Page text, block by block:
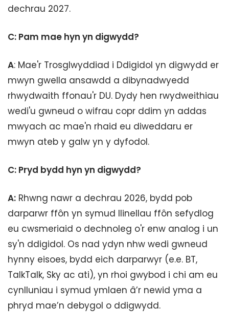
dechrau 2027.
C: Pam mae hyn yn digwydd?
A: Mae'r Trosglwyddiad i Ddigidol yn digwydd er
mwyn gwella ansawdd a dibynadwyedd
rhwydwaith ffonau'r DU. Dydy hen rwydweithiau
wedi'u gwneud o wifrau copr ddim yn addas
mwyach ac mae'n rhaid eu diweddaru er
mwyn ateb y galw yn y dyfodol.
C: Pryd bydd hyn yn digwydd?
A: Rhwng nawr a dechrau 2026, bydd pob
darparwr ffôn yn symud llinellau ffôn sefydlog
eu cwsmeriaid o dechnoleg o'r enw analog i un
sy'n ddigidol. Os nad ydyn nhw wedi gwneud
hynny eisoes, bydd eich darparwyr (e.e. BT,
TalkTalk, Sky ac ati), yn rhoi gwybod i chi am eu
cynlluniau i symud ymlaen â’r newid yma a
phryd mae’n debygol o ddigwydd.